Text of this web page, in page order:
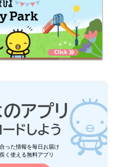
った情報を毎日お届け
く使える無料アプリ